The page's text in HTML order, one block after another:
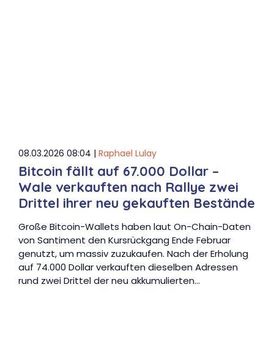
08.03.2026 08:04 | Raphael Lulay
Bitcoin fällt auf 67.000 Dollar –
Wale verkauften nach Rallye zwei
Drittel ihrer neu gekauften Bestände
Große Bitcoin-Wallets haben laut On-Chain-Daten
von Santiment den Kursrückgang Ende Februar
genutzt, um massiv zuzukaufen. Nach der Erholung
auf 74.000 Dollar verkauften dieselben Adressen
rund zwei Drittel der neu akkumulierten…